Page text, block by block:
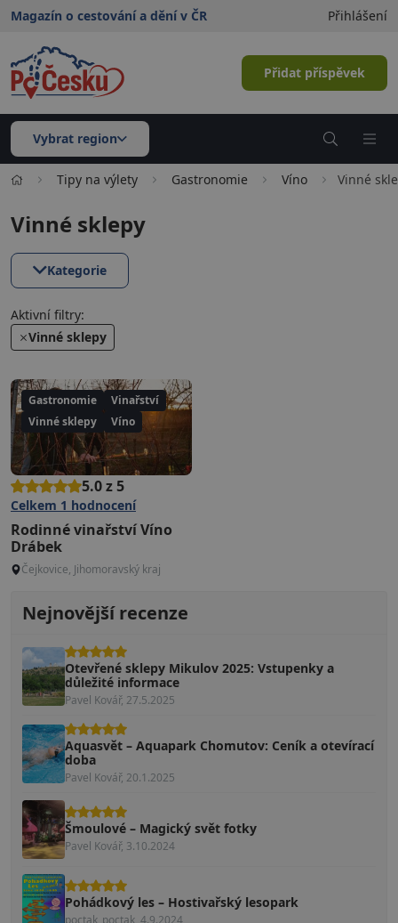
Magazín o cestování a dění v ČR Přihlášení
Přidat příspěvek
Vybrat region
Tipy na výlety Gastronomie Víno Vinné
Vinné sklepy
Kategorie
Aktivní filtry:
Vinné sklepy
Gastronomie
Vinařství
Vinné sklepy
Víno
5.0 z 5
Celkem 1 hodnocení
Rodinné vinařství Víno
Drábek
Čejkovice, Jihomoravský kraj
Nejnovější recenze
Otevřené sklepy Mikulov 2025: Vstupenky a
důležité informace
Pavel Kovář, 27.5.2025
Aquasvět – Aquapark Chomutov: Ceník a otevírací
doba
Pavel Kovář, 20.1.2025
Šmoulové – Magický svět fotky
Pavel Kovář, 3.10.2024
Pohádkový les – Hostivařský lesopark
poctak_poctak, 4.9.2024